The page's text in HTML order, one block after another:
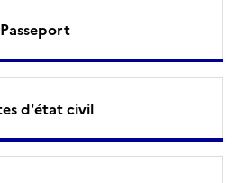
Passeport
d'état civil